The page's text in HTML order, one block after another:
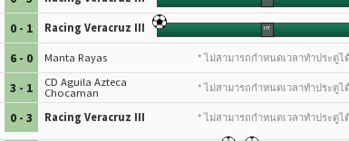
0 - 1 Racing Veracruz III HT
6 - 0 Manta Rayas * ไม่สามารถกำหนดเวลาทำประตูไ
3 - 1
CD Aguila Azteca
Chocaman
* ไม่สามารถกำหนดเวลาทำประตูไ
0 - 3 Racing Veracruz III * ไม่สามารถกำหนดเวลาทำประตูไ